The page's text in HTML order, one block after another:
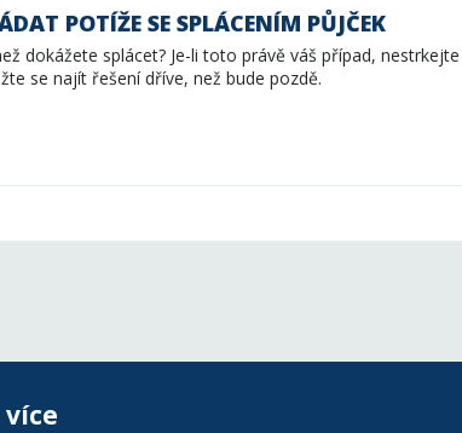
POTÍŽE SE SPLÁCENÍM PŮJČEK
dokážete splácet? Je-li toto právě váš případ,
se najít řešení dříve, než bude pozdě.